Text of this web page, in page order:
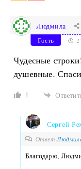
Людмила
Гость
Чудесные
душевные.
1
Сергей
Ответ
Благодарю,